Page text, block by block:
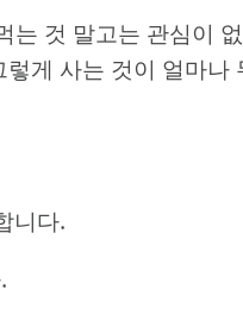
것 말고는 관심이
게 사는 것이 얼마
니다.